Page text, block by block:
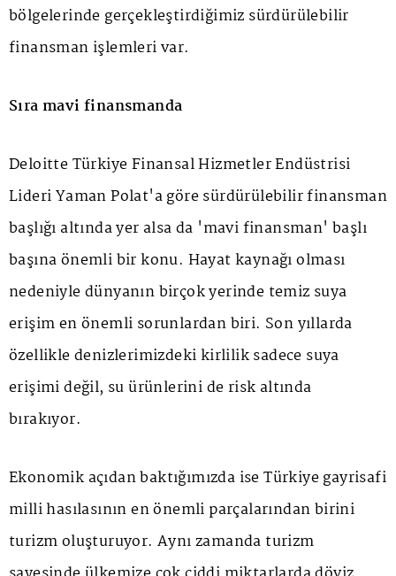
bölgelerinde gerçekleştirdiğimiz sürdürülebilir
finansman işlemleri var.
Sıra mavi finansmanda
Deloitte Türkiye Finansal Hizmetler Endüstrisi
Lideri Yaman Polat'a göre sürdürülebilir finansman
başlığı altında yer alsa da 'mavi finansman' başlı
başına önemli bir konu. Hayat kaynağı olması
nedeniyle dünyanın birçok yerinde temiz suya
erişim en önemli sorunlardan biri. Son yıllarda
özellikle denizlerimizdeki kirlilik sadece suya
erişimi değil, su ürünlerini de risk altında
bırakıyor.
Ekonomik açıdan baktığımızda ise Türkiye gayrisafi
milli hasılasının en önemli parçalarından birini
turizm oluşturuyor. Aynı zamanda turizm